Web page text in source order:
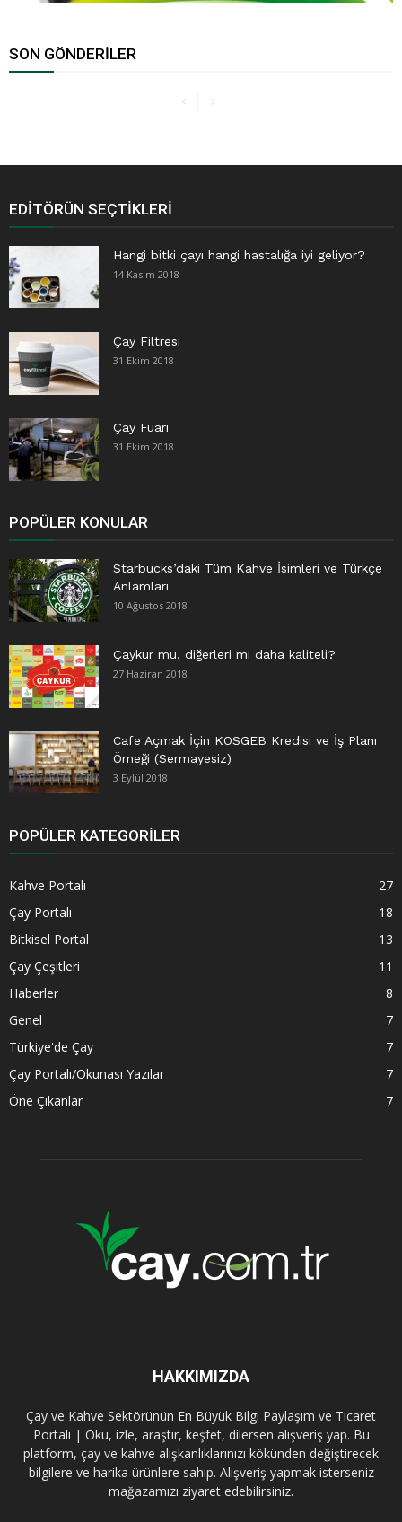
SON GÖNDERILER
EDITÖRÜN SEÇTIKLERI
Hangi bitki çayı hangi hastalığa iyi geliyor?
14 Kasım 2018
Çay Filtresi
31 Ekim 2018
Çay Fuarı
31 Ekim 2018
POPÜLER KONULAR
Starbucks’daki Tüm Kahve İsimleri ve Türkçe
Anlamları
10 Ağustos 2018
Çaykur mu, diğerleri mi daha kaliteli?
27 Haziran 2018
Cafe Açmak İçin KOSGEB Kredisi ve İş Planı
Örneği (Sermayesiz)
3 Eylül 2018
POPÜLER KATEGORILER
Kahve Portalı
27
Çay Portalı
18
Bitkisel Portal
13
Çay Çeşitleri
11
Haberler
8
Genel
7
Türkiye'de Çay
7
Çay Portalı/Okunası Yazılar
7
Öne Çıkanlar
7
HAKKIMIZDA
Çay ve Kahve Sektörünün En Büyük Bilgi Paylaşım ve Ticaret
Portalı | Oku, izle, araştır, keşfet, dilersen alışveriş yap. Bu
platform, çay ve kahve alışkanlıklarınızı kökünden değiştirecek
bilgilere ve harika ürünlere sahip. Alışveriş yapmak isterseniz
mağazamızı ziyaret edebilirsiniz.